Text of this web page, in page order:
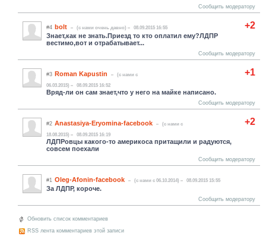
Сообщить модератору
+2
#4 bolt (c нами очень давно) 08.09.2015 16:55
Знает,как не знать.Приезд то кто оплатил ему?ЛДПР
вестимо,вот и отрабатывает...
Сообщить модератору
+1
#3 Roman Kapustin
(c нами с
06.03.2015)
08.09.2015 16:52
Вряд-ли он сам знает,что у него на майке написано.
Сообщить модератору
+2
#2 Anastasiya-Eryomina-facebook
(c нами с
18.08.2015)
08.09.2015 16:19
ЛДПРовцы какого-то америкоса притащили и радуются,
совсем поехали
Сообщить модератору
#1 Oleg-Afonin-facebook (c нами с 06.10.2014) 08.09.2015 15:55
За ЛДПР, короче.
Сообщить модератору
Обновить список комментариев
RSS лента комментариев этой записи